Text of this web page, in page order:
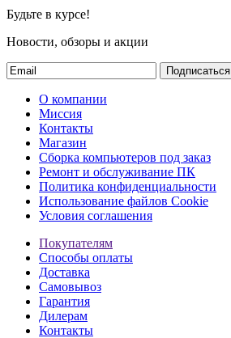
Будьте в курсе!
Новости, обзоры и акции
Подписаться
О компании
Миссия
Контакты
Магазин
Сборка компьютеров под заказ
Ремонт и обслуживание ПК
Политика конфиденциальности
Использование файлов Cookie
Условия соглашения
Покупателям
Способы оплаты
Доставка
Самовывоз
Гарантия
Дилерам
Контакты